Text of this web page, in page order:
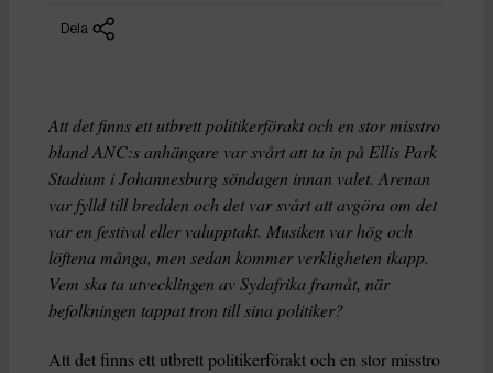
Dela
Att det finns ett utbrett politikerförakt och en stor misstro
bland ANC:s anhängare var svårt att ta in på Ellis Park
Stadium i Johannesburg söndagen innan valet. Arenan
var fylld till bredden och det var svårt att avgöra om det
var en festival eller valupptakt. Musiken var hög och
löftena många, men sedan kommer verkligheten ikapp.
Vem ska ta utvecklingen av Sydafrika framåt, när
befolkningen tappat tron till sina politiker?
Att det finns ett utbrett politikerförakt och en stor misstro